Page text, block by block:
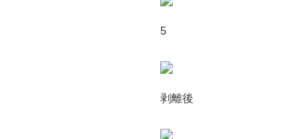
5
剥離後